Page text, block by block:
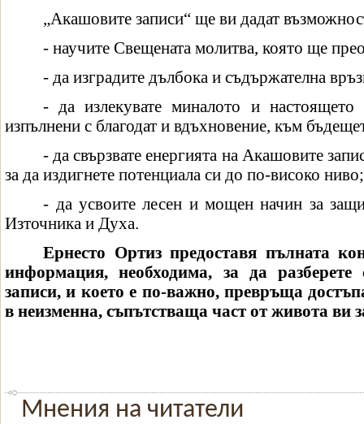
„Акашовите записи“ ще ви дадат
- научите Свещената молитва, която ще
- да изградите дълбока и съдържателна
- да излекувате миналото и
изпълнени с благодат и вдъхновение, към
- да свързвате енергията на Акашовите
за да издигнете потенциала си до по-високо ниво;
- да усвоите лесен и мощен начин за
Източника и Духа.
Ернесто Ортиз предоставя пълната
информация, необходима, за да
записи, и което е по-важно, превръща
в неизменна, съпътстваща част от живота ви
Мнения на читатели